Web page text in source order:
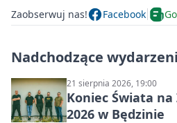
Zaobserwuj nas! Facebook
Nadchodzące
21 sierpnia 2026, 19:00
Koniec Świata
2026 w Będzinie